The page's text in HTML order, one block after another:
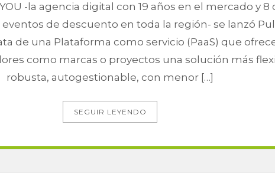
-la agencia digital con 19 años en el mercado y 8
de descuento en toda la región- se lanzó
de una Plataforma como servicio (PaaS) que
como marcas o proyectos una solución más
robusta, autogestionable, con menor […]
SEGUIR LEYENDO